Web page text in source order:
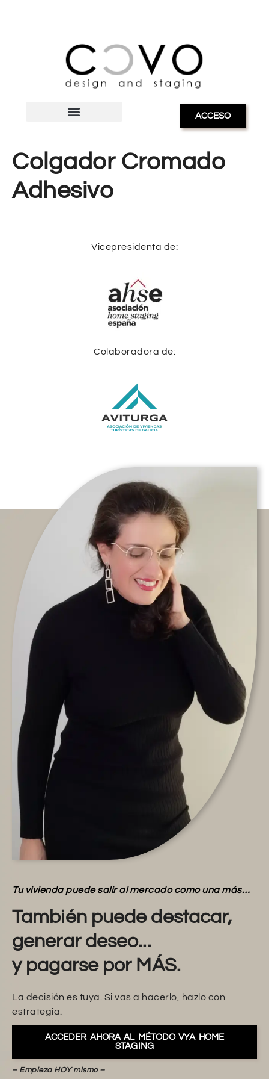
ACCESO
Colgador Cromado
Adhesivo
Vicepresidenta de:
Colaboradora de:
Tu vivienda puede salir al mercado como una más…
También puede destacar,
generar deseo...
y pagarse por MÁS.
La decisión es tuya. Si vas a hacerlo, hazlo con
estrategia.
ACCEDER AHORA AL MÉTODO VYA HOME
STAGING
– Empieza HOY mismo –